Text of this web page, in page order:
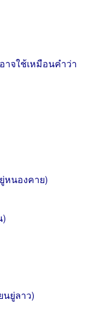
าจใช้เหมือนคำว่า
นองคาย)
ยู่ลาว)